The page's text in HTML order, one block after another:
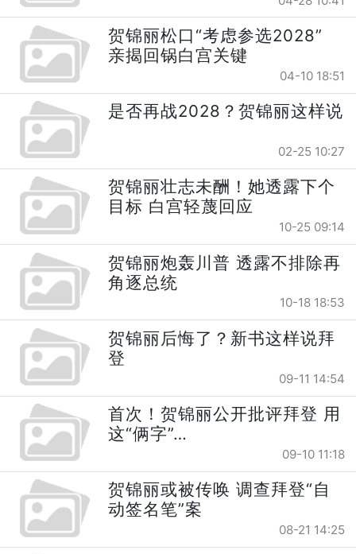
贺锦丽松口“考虑参选2028”
亲揭回锅白宫关键
04-10 18:51
是否再战2028？贺锦丽这样说
02-25 10:27
贺锦丽壮志未酬！她透露下个
目标 白宫轻蔑回应
10-25 09:14
贺锦丽炮轰川普 透露不排除再
角逐总统
10-18 18:53
贺锦丽后悔了？新书这样说拜
登
09-11 14:54
首次！贺锦丽公开批评拜登 用
这“俩字”…
09-10 11:18
贺锦丽或被传唤 调查拜登“自
动签名笔”案
08-21 14:25